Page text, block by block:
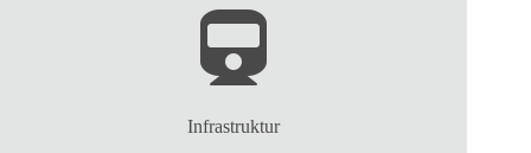
Infrastruktur